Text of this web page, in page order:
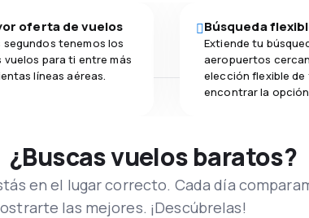
oferta de vuelos
segundos tenemos los
vuelos para ti entre más
líneas aéreas.
Búsqueda
Extiende tu
aeropuertos
elección flexible de
encontrar la
¿Buscas vuelos baratos?
en el lugar correcto. Cada día
las mejores. ¡Descúbrelas!